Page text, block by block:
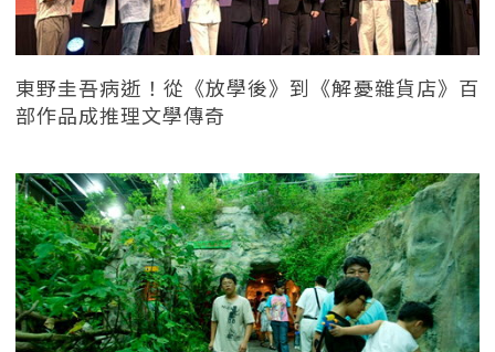
東野圭吾病逝！從《放學後》到《解憂雜貨店》百
部作品成推理文學傳奇